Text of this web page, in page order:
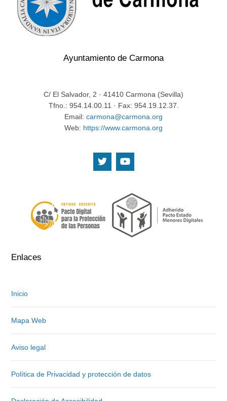
Ayuntamiento de Carmona
C/ El Salvador, 2 · 41410 Carmona (Sevilla)
Tfno.: 954.14.00.11 · Fax: 954.19.12.37.
Email: carmona@carmona.org
Web: https://www.carmona.org
Enlaces
Inicio
Mapa Web
Aviso legal
Política de Privacidad y protección de datos